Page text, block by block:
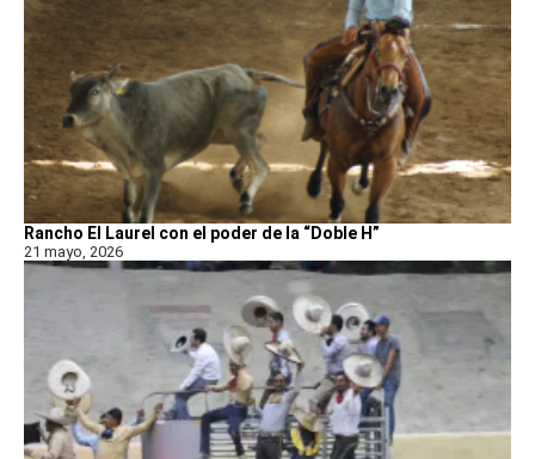
Rancho El Laurel con el poder de la “Doble H”
21 mayo, 2026